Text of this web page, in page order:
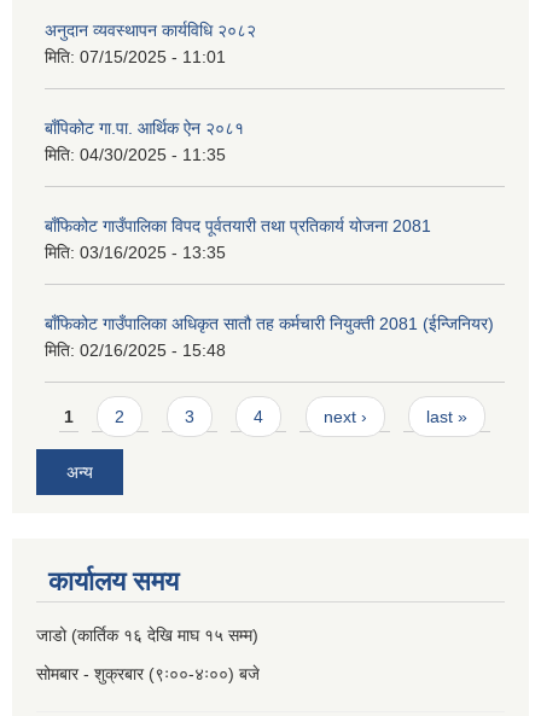
अनुदान व्यवस्थापन कार्यविधि २०८२
मिति: 07/15/2025 - 11:01
बाँपिकोट गा.पा. आर्थिक ऐन २०८१
मिति: 04/30/2025 - 11:35
बाँफिकोट गाउँपालिका विपद पूर्वतयारी तथा प्रतिकार्य योजना 2081
मिति: 03/16/2025 - 13:35
बाँफिकोट गाउँपालिका अधिकृत सातौ तह कर्मचारी नियुक्ती 2081 (ईन्जिनियर)
मिति: 02/16/2025 - 15:48
Pages
1 2 3 4 next › last »
अन्य
कार्यालय समय
जाडो (कार्तिक १६ देखि माघ १५ सम्म)
सोमबार - शुक्रबार (९ः००-४ः००) बजे